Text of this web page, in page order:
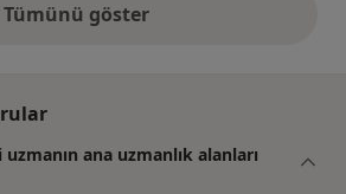
Tümünü gösteryukarıdaki görüşler
ana uzmanlık alanları